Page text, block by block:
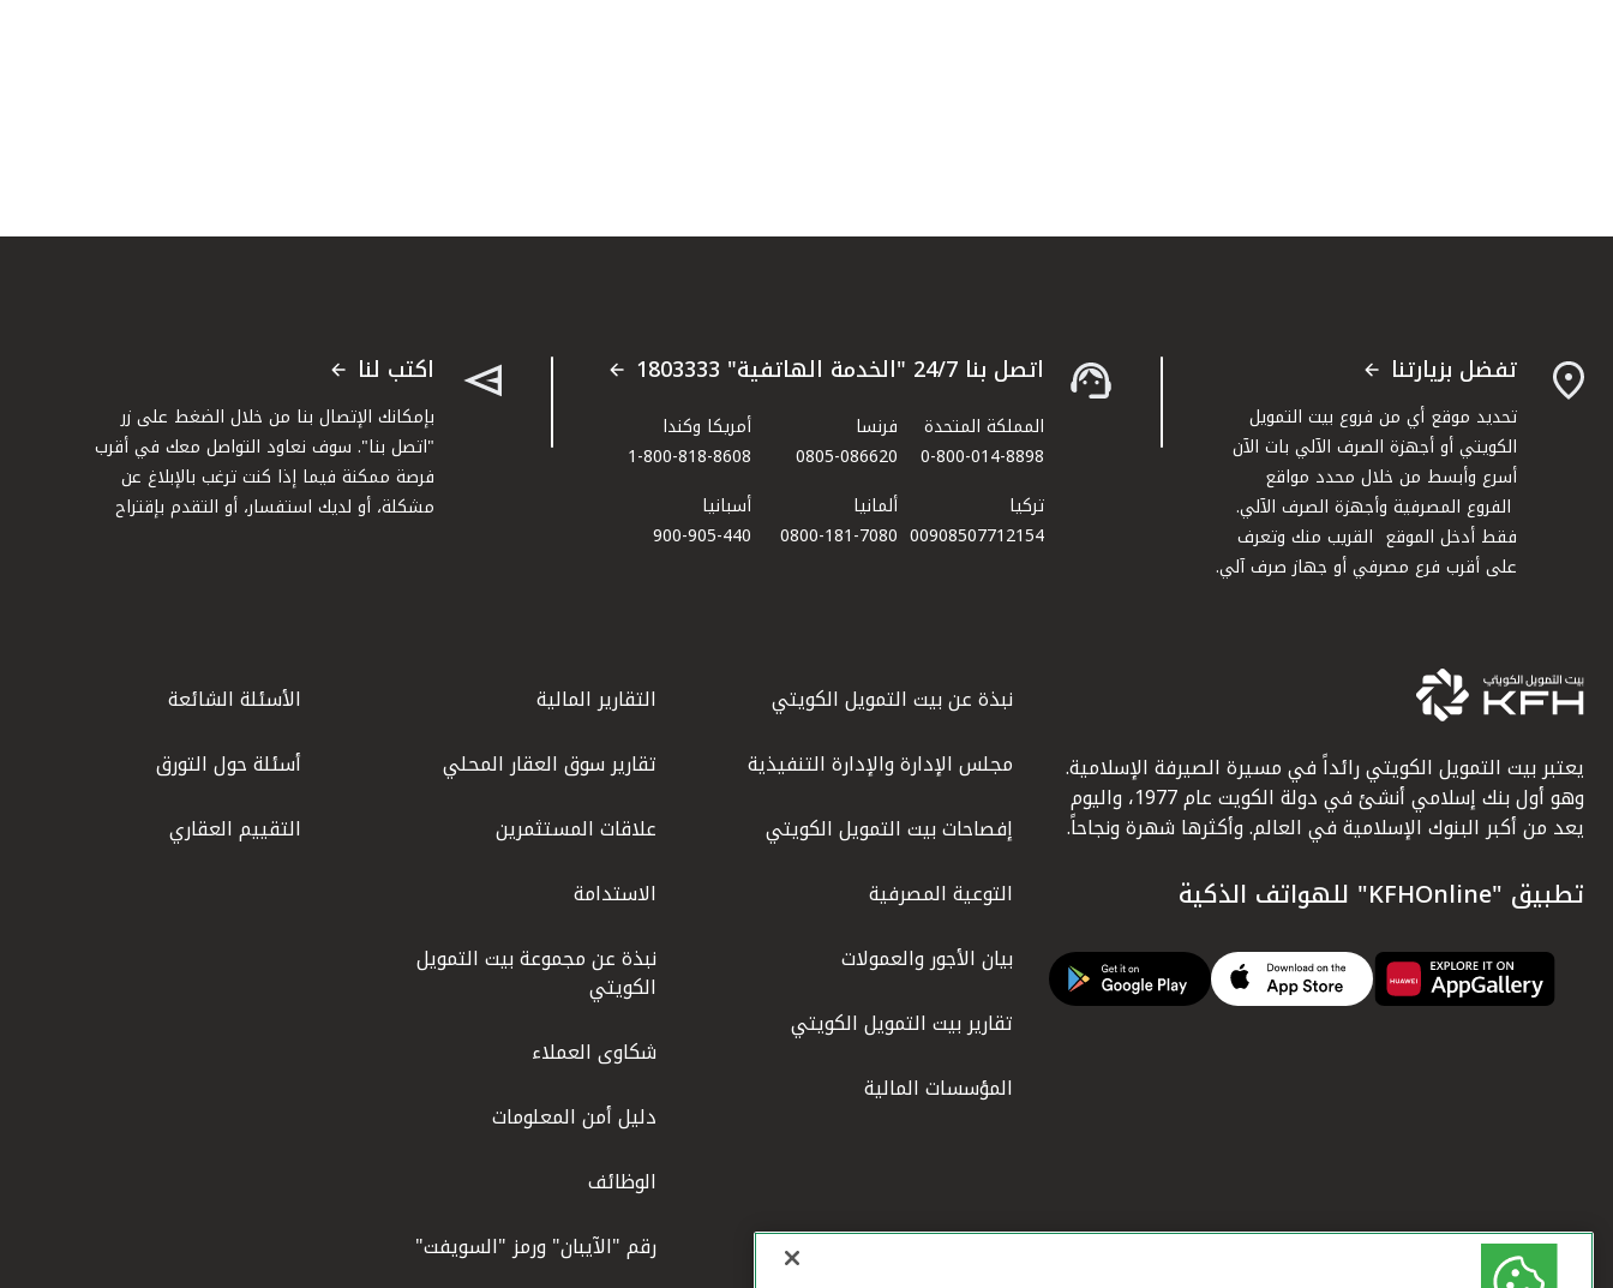
تفضل بزيارتنا
تحديد موقع أي من فروع بيت التمويل
الكويتي أو أجهزة الصرف الآلي بات الآن
أسرع وأبسط من خلال محدد مواقع
الفروع المصرفية وأجهزة الصرف الآلي.
فقط أدخل الموقع القريب منك وتعرف
على أقرب فرع مصرفي أو جهاز صرف آلي.
اتصل بنا 24/7 "الخدمة الهاتفية" 1803333
المملكة المتحدة
0-800-014-8898
فرنسا
0805-086620
أمريكا وكندا
1-800-818-8608
تركيا
00908507712154​
ألمانيا
0800-181-7080
أسبانيا
900-905-440
اكتب لنا
بإمكانك الإتصال بنا من خلال الضغط على زر
"اتصل بنا". سوف نعاود التواصل معك في أقرب
فرصة ممكنة فيما إذا كنت ترغب بالإبلاغ عن
مشكلة، أو لديك استفسار، أو التقدم بإقتراح
يعتبر بيت التمويل الكويتي رائداً في مسيرة الصيرفة الإسلامية.
وهو أول بنك إسلامي أنشئ في دولة الكويت عام 1977، واليوم
يعد من أكبر البنوك الإسلامية في العالم. وأكثرها شهرة ونجاحاً.
تطبيق "KFHOnline" للهواتف الذكية
نبذة عن بيت التمويل الكويتي
مجلس الإدارة والإدارة التنفيذية
إفصاحات بيت التمويل الكويتي
التوعية المصرفية
بيان الأجور والعمولات
تقارير بيت التمويل الكويتي
المؤسسات المالية
التقارير المالية
تقارير سوق العقار المحلي
علاقات المستثمرين
الاستدامة
نبذة عن مجموعة بيت التمويل
الكويتي
شكاوى العملاء
دليل أمن المعلومات
الوظائف
رقم "الآيبان" ورمز "السويفت"
الأسئلة الشائعة
أسئلة حول التورق
التقييم العقاري